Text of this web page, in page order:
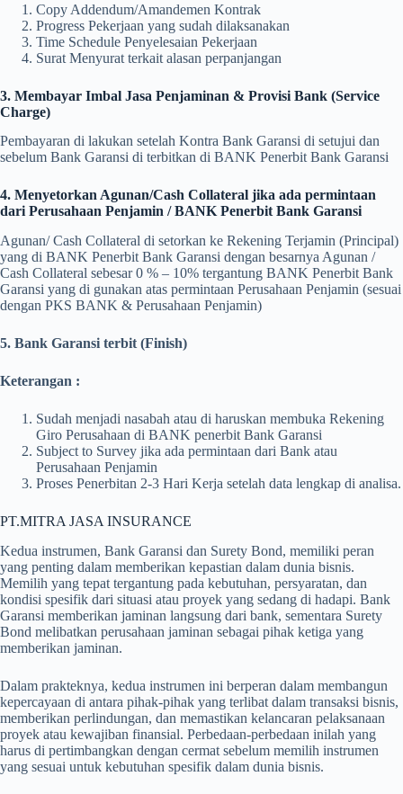
Copy Addendum/Amandemen Kontrak
Progress Pekerjaan yang sudah dilaksanakan
Time Schedule Penyelesaian Pekerjaan
Surat Menyurat terkait alasan perpanjangan
3. Membayar Imbal Jasa Penjaminan & Provisi Bank (Service
Charge)
Pembayaran di lakukan setelah Kontra Bank Garansi di setujui dan
sebelum Bank Garansi di terbitkan di BANK Penerbit Bank Garansi
4. Menyetorkan Agunan/Cash Collateral jika ada permintaan
dari Perusahaan Penjamin / BANK Penerbit Bank Garansi
Agunan/ Cash Collateral di setorkan ke Rekening Terjamin (Principal)
yang di BANK Penerbit Bank Garansi dengan besarnya Agunan /
Cash Collateral sebesar 0 % – 10% tergantung BANK Penerbit Bank
Garansi yang di gunakan atas permintaan Perusahaan Penjamin (sesuai
dengan PKS BANK & Perusahaan Penjamin)
5. Bank Garansi terbit (Finish)
Keterangan :
Sudah menjadi nasabah atau di haruskan membuka Rekening
Giro Perusahaan di BANK penerbit Bank Garansi
Subject to Survey jika ada permintaan dari Bank atau
Perusahaan Penjamin
Proses Penerbitan 2-3 Hari Kerja setelah data lengkap di analisa.
PT.MITRA JASA INSURANCE
Kedua instrumen, Bank Garansi dan Surety Bond, memiliki peran
yang penting dalam memberikan kepastian dalam dunia bisnis.
Memilih yang tepat tergantung pada kebutuhan, persyaratan, dan
kondisi spesifik dari situasi atau proyek yang sedang di hadapi. Bank
Garansi memberikan jaminan langsung dari bank, sementara Surety
Bond melibatkan perusahaan jaminan sebagai pihak ketiga yang
memberikan jaminan.
Dalam prakteknya, kedua instrumen ini berperan dalam membangun
kepercayaan di antara pihak-pihak yang terlibat dalam transaksi bisnis,
memberikan perlindungan, dan memastikan kelancaran pelaksanaan
proyek atau kewajiban finansial. Perbedaan-perbedaan inilah yang
harus di pertimbangkan dengan cermat sebelum memilih instrumen
yang sesuai untuk kebutuhan spesifik dalam dunia bisnis.